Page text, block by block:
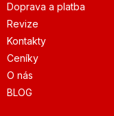
Doprava a platba
Revize
Kontakty
Ceníky
O nás
BLOG